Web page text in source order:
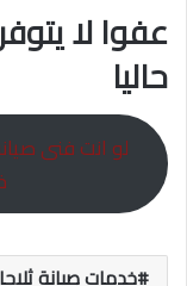
عفوا لا
حاليا
لو انت فنى
خدمات صيانة